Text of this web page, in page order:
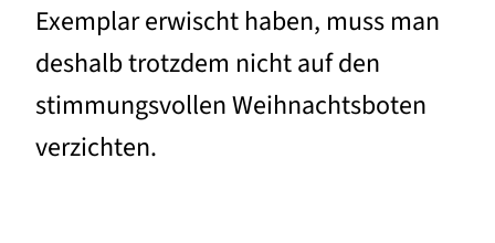
Exemplar erwischt haben, muss man
deshalb trotzdem nicht auf den
stimmungsvollen Weihnachtsboten
verzichten.